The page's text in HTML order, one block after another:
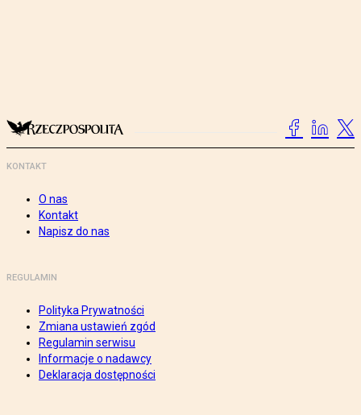
KONTAKT
O nas
Kontakt
Napisz do nas
REGULAMIN
Polityka Prywatności
Zmiana ustawień zgód
Regulamin serwisu
Informacje o nadawcy
Deklaracja dostępności